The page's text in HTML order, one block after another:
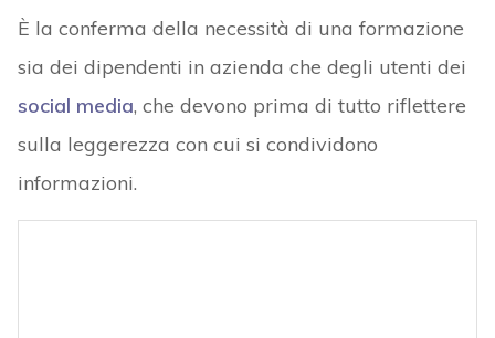
È la conferma della necessità di una formazione
sia dei dipendenti in azienda che degli utenti dei
social media, che devono prima di tutto riflettere
sulla leggerezza con cui si condividono
informazioni.